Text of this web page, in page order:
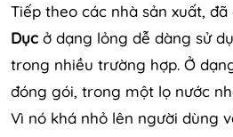
Tiếp theo các nhà sản xuất, đã
Dục ở dạng lỏng dễ dàng sử
trong nhiều trường hợp. Ở
đóng gói, trong một lọ nước
Vì nó khá nhỏ lên người dùng